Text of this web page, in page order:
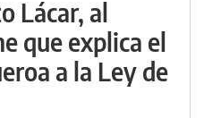
Lácar, al
que explica el
a la Ley de